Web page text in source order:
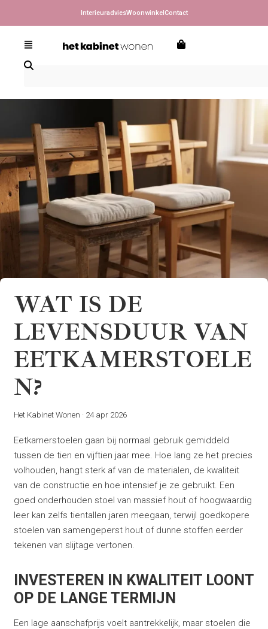
InterieuradviesWoonwinkelContact
WAT IS DE
LEVENSDUUR VAN
EETKAMERSTOELE
N?
Het Kabinet Wonen · 24 apr 2026
Eetkamerstoelen gaan bij normaal gebruik gemiddeld
tussen de tien en vijftien jaar mee. Hoe lang ze het precies
volhouden, hangt sterk af van de materialen, de kwaliteit
van de constructie en hoe intensief je ze gebruikt. Een
goed onderhouden stoel van massief hout of hoogwaardig
leer kan zelfs tientallen jaren meegaan, terwijl goedkopere
stoelen van samengeperst hout of dunne stoffen eerder
tekenen van slijtage vertonen.
INVESTEREN IN KWALITEIT LOONT
OP DE LANGE TERMIJN
Een lage aanschafprijs voelt aantrekkelijk, maar stoelen die